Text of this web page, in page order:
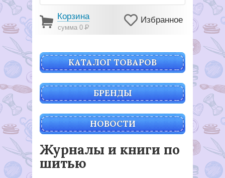
Корзина
сумма 0Р
Избранное
КАТАЛОГ ТОВАРОВ
БРЕНДЫ
НОВОСТИ
Журналы и книги по
шитью